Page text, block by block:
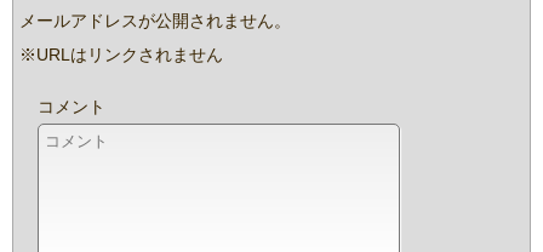
メールアドレスが公開されません。
※URLはリンクされません
コメント